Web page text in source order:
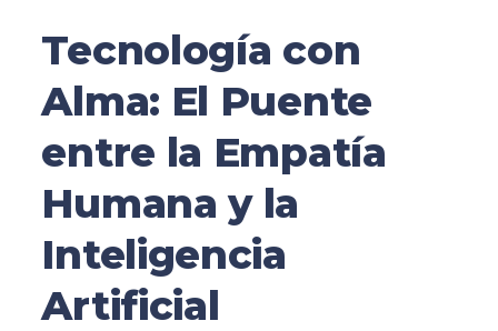
Tecnología con
Alma: El Puente
entre la Empatía
Humana y la
Inteligencia
Artificial